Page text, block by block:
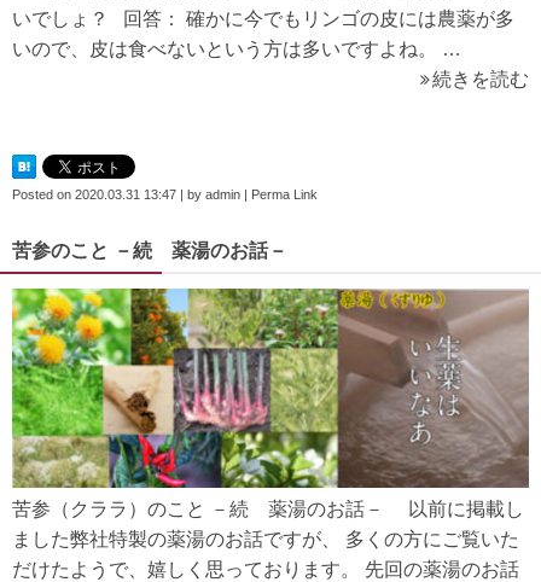
いでしょ？ 回答： 確かに今でもリンゴの皮には農薬が多
いので、皮は食べないという方は多いですよね。 …
続きを読む
Posted on 2020.03.31 13:47 | by admin | Perma Link
苦参のこと －続 薬湯のお話－
苦参（クララ）のこと －続 薬湯のお話－ 以前に掲載し
ました弊社特製の薬湯のお話ですが、 多くの方にご覧いた
だけたようで、嬉しく思っております。 先回の薬湯のお話